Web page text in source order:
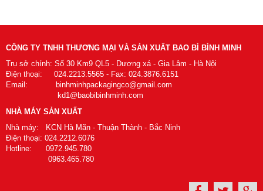
CÔNG TY TNHH THƯƠNG MẠI VÀ SẢN XUẤT BAO BÌ BÌNH MINH
Trụ sở chính: Số 30 Km9 QL5 - Dương xá - Gia Lâm - Hà Nội
Điện thoại: 024.2213.5565 - Fax: 024.3876.6151
Email: binhminhpackagingco@gmail.com
kd1@baobibinhminh.com
NHÀ MÁY SẢN XUẤT
Nhà máy: KCN Hà Mãn - Thuận Thành - Bắc Ninh
Điện thoại: 024.2212.6076
Hotline: 0972.945.780
0963.465.780